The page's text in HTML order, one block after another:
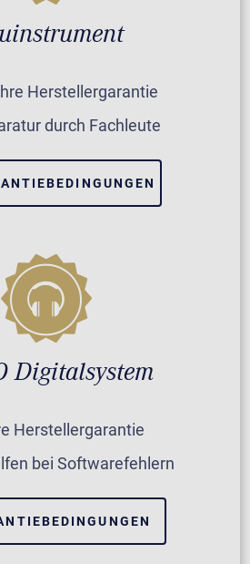
Herstellergarantie
durch Fachleute
Digitalsystem
Herstellergarantie
bei Softwarefehlern